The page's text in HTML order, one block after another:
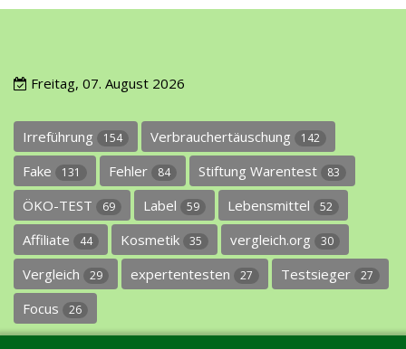
Freitag, 07. August 2026
Irreführung 154 Verbrauchertäuschung 142
Fake 131 Fehler 84 Stiftung Warentest 83
ÖKO-TEST 69 Label 59 Lebensmittel 52
Affiliate 44 Kosmetik 35 vergleich.org 30
Vergleich 29 expertentesten 27 Testsieger 27
Focus 26